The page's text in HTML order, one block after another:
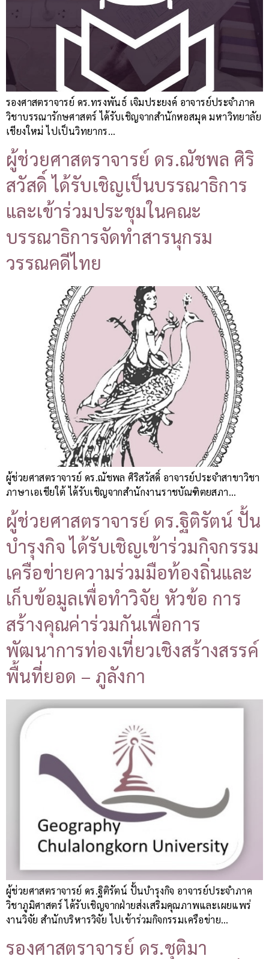
รองศาสตราจารย์ ดร.ทรงพันธ์ เจิมประยงค์ อาจารย์ประจำภาค
วิชาบรรณารักษศาสตร์ ได้รับเชิญจากสำนักหอสมุด มหาวิทยาลัย
เชียงใหม่ ไปเป็นวิทยากร…
ผู้ช่วยศาสตราจารย์ ดร.ณัชพล ศิริ
สวัสดิ์ ได้รับเชิญเป็นบรรณาธิการ
และเข้าร่วมประชุมในคณะ
บรรณาธิการจัดทำสารนุกรม
วรรณคดีไทย
ผู้ช่วยศาสตราจารย์ ดร.ณัชพล ศิริสวัสดิ์ อาจารย์ประจำสาขาวิชา
ภาษาเอเชียใต้ ได้รับเชิญจากสำนักงานราชบัณฑิตยสภา…
ผู้ช่วยศาสตราจารย์ ดร.ฐิติรัตน์ ปั้น
บำรุงกิจ ได้รับเชิญเข้าร่วมกิจกรรม
เครือข่ายความร่วมมือท้องถิ่นและ
เก็บข้อมูลเพื่อทำวิจัย หัวข้อ การ
สร้างคุณค่าร่วมกันเพื่อการ
พัฒนาการท่องเที่ยวเชิงสร้างสรรค์
พื้นที่ยอด – ภูลังกา
ผู้ช่วยศาสตราจารย์ ดร.ฐิติรัตน์ ปั้นบำรุงกิจ อาจารย์ประจำภาค
วิชาภูมิศาสตร์ ได้รับเชิญจากฝ่ายส่งเสริมคุณภาพและเผยแพร่
งานวิจัย สำนักบริหารวิจัย ไปเข้าร่วมกิจกรรมเครือข่าย…
รองศาสตราจารย์ ดร.ชุติมา